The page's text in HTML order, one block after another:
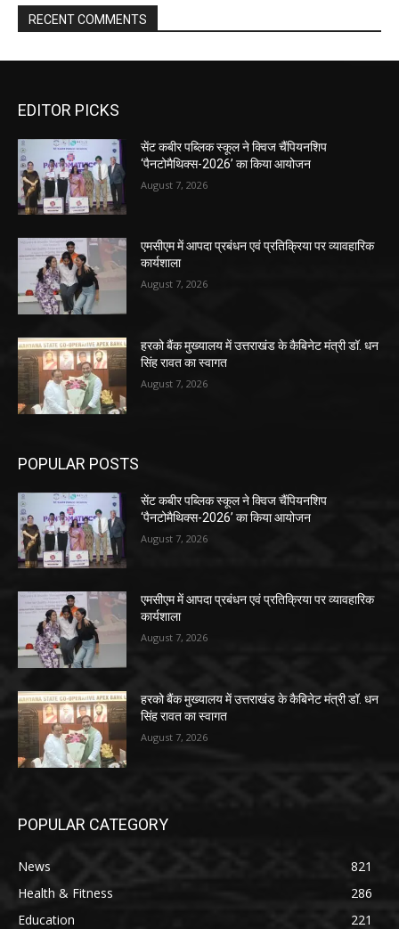
RECENT COMMENTS
EDITOR PICKS
सेंट कबीर पब्लिक स्कूल ने क्विज चैंपियनशिप
‘पैनटोमैथिक्स-2026’ का किया आयोजन
August 7, 2026
एमसीएम में आपदा प्रबंधन एवं प्रतिक्रिया पर व्यावहारिक
कार्यशाला
August 7, 2026
हरको बैंक मुख्यालय में उत्तराखंड के कैबिनेट मंत्री डॉ. धन
सिंह रावत का स्वागत
August 7, 2026
POPULAR POSTS
सेंट कबीर पब्लिक स्कूल ने क्विज चैंपियनशिप
‘पैनटोमैथिक्स-2026’ का किया आयोजन
August 7, 2026
एमसीएम में आपदा प्रबंधन एवं प्रतिक्रिया पर व्यावहारिक
कार्यशाला
August 7, 2026
हरको बैंक मुख्यालय में उत्तराखंड के कैबिनेट मंत्री डॉ. धन
सिंह रावत का स्वागत
August 7, 2026
POPULAR CATEGORY
News
821
Health & Fitness
286
Education
221